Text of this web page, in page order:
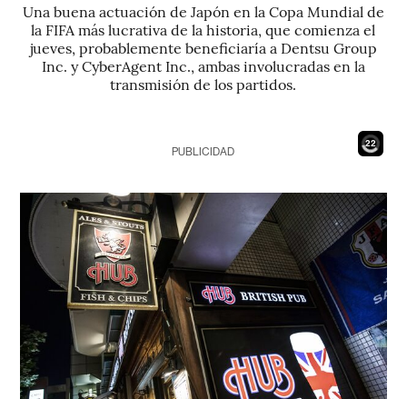
Una buena actuación de Japón en la Copa Mundial de
la FIFA más lucrativa de la historia, que comienza el
jueves, probablemente beneficiaría a Dentsu Group
Inc. y CyberAgent Inc., ambas involucradas en la
transmisión de los partidos.
20
PUBLICIDAD